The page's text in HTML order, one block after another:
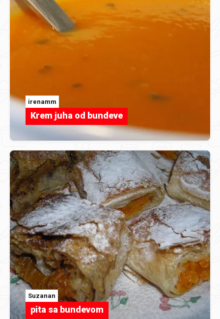
irenamm
Krem juha od bundeve
Suzanan
pita sa bundevom